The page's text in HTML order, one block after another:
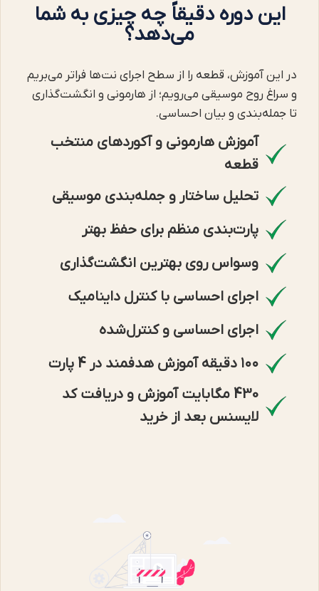
این دوره دقیقاً چه چیزی به شما
می‌دهد؟
در این آموزش، قطعه را از سطح اجرای نت‌ها فراتر می‌بریم
و سراغ روح موسیقی می‌رویم؛ از هارمونی و انگشت‌گذاری
تا جمله‌بندی و بیان احساسی.
آموزش هارمونی و آکوردهای منتخب
قطعه
تحلیل ساختار و جمله‌بندی موسیقی
پارت‌بندی منظم برای حفظ بهتر
وسواس روی بهترین انگشت‌گذاری
اجرای احساسی با کنترل داینامیک
اجرای احساسی و کنترل‌شده
۱۰۰ دقیقه آموزش هدفمند در 4 پارت
430 مگابایت آموزش و دریافت کد
لایسنس بعد از خرید